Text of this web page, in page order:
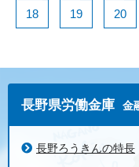
18 19 20
長野県労働金庫 金
長野ろうきんの特長